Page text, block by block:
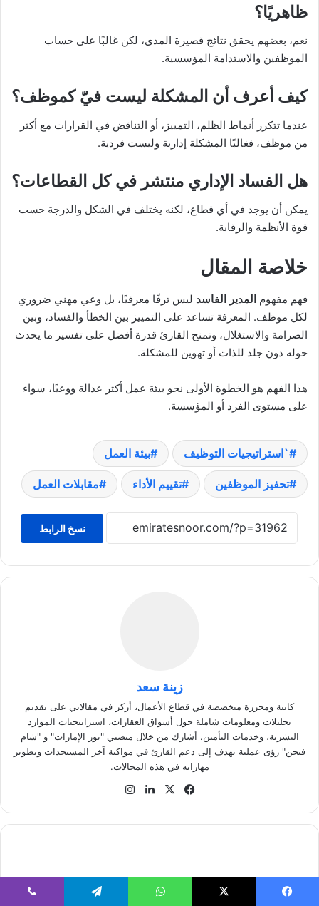
ظاهريًا؟
نعم، بعضهم يحقق نتائج قصيرة المدى، لكن غالبًا على حساب
الموظفين والاستدامة المؤسسية.
كيف أعرف أن المشكلة ليست فيّ كموظف؟
عندما تتكرر أنماط الظلم، التمييز، أو التناقض في القرارات مع أكثر
من موظف، فغالبًا المشكلة إدارية وليست فردية.
هل الفساد الإداري منتشر في كل القطاعات؟
يمكن أن يوجد في أي قطاع، لكنه يختلف في الشكل والدرجة حسب
قوة الأنظمة والرقابة.
خلاصة المقال
فهم مفهوم المدير الفاسد ليس ترفًا معرفيًا، بل وعي مهني ضروري
لكل موظف. المعرفة تساعد على التمييز بين الخطأ والفساد، وبين
الصرامة والاستغلال، وتمنح القارئ قدرة أفضل على تفسير ما يحدث
حوله دون جلد للذات أو تهوين للمشكلة.
هذا الفهم هو الخطوة الأولى نحو بيئة عمل أكثر عدالة ووعيًا، سواء
على مستوى الفرد أو المؤسسة.
`استراتيجيات التوظيف بيئة العمل
تحفيز الموظفين تقييم الأداء مقابلات العمل
نسخ الرابط
زينة سعد
كاتبة ومحررة متخصصة في قطاع الأعمال، أركز في مقالاتي على تقديم
تحليلات ومعلومات شاملة حول أسواق العقارات، استراتيجيات الموارد
البشرية، وخدمات التأمين. أشارك من خلال منصتي "نور الإمارات" و "شام
فيجن" رؤى عملية تهدف إلى دعم القارئ في مواكبة آخر المستجدات وتطوير
مهاراته في هذه المجالات.
في
وك
‫X
لينك
ام
ب